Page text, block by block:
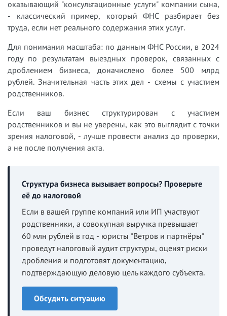
оказывающий "консультационные услуги" компании сына,
- классический пример, который ФНС разбирает без
труда, если нет реального содержания этих услуг.
Для понимания масштаба: по данным ФНС России, в 2024
году по результатам выездных проверок, связанных с
дроблением бизнеса, доначислено более 500 млрд
рублей. Значительная часть этих дел - схемы с участием
родственников.
Если ваш бизнес структурирован с участием
родственников и вы не уверены, как это выглядит с точки
зрения налоговой, - лучше провести анализ до проверки,
а не после получения акта.
Структура бизнеса вызывает вопросы? Проверьте
её до налоговой
Если в вашей группе компаний или ИП участвуют
родственники, а совокупная выручка превышает
60 млн рублей в год - юристы "Ветров и партнёры"
проведут налоговый аудит структуры, оценят риски
дробления и подготовят документацию,
подтверждающую деловую цель каждого субъекта.
Обсудить ситуацию